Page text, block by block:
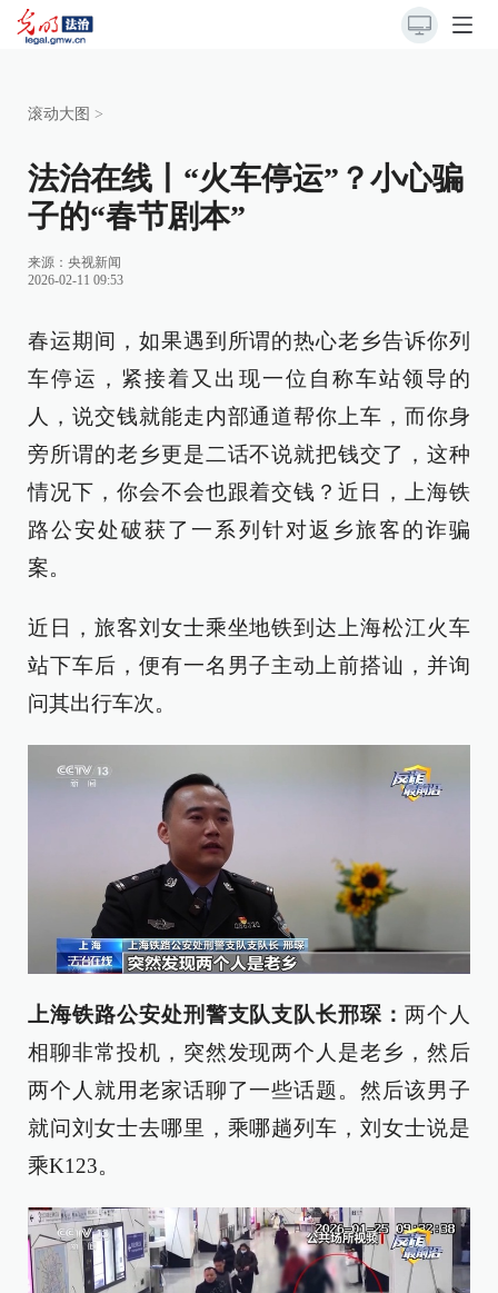
滚动大图 >
法治在线丨“火车停运”？小心骗
子的“春节剧本”
来源： 央视新闻
2026-02-11 09:53
春运期间，如果遇到所谓的热心老乡告诉你列
车停运，紧接着又出现一位自称车站领导的
人，说交钱就能走内部通道帮你上车，而你身
旁所谓的老乡更是二话不说就把钱交了，这种
情况下，你会不会也跟着交钱？近日，上海铁
路公安处破获了一系列针对返乡旅客的诈骗
案。
近日，旅客刘女士乘坐地铁到达上海松江火车
站下车后，便有一名男子主动上前搭讪，并询
问其出行车次。
上海铁路公安处刑警支队支队长邢琛 ：两个人
相聊非常投机，突然发现两个人是老乡，然后
两个人就用老家话聊了一些话题。然后该男子
就问刘女士去哪里，乘哪趟列车，刘女士说是
乘K123。